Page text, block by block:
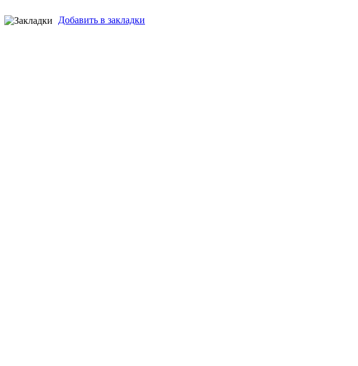
Добавить в закладки